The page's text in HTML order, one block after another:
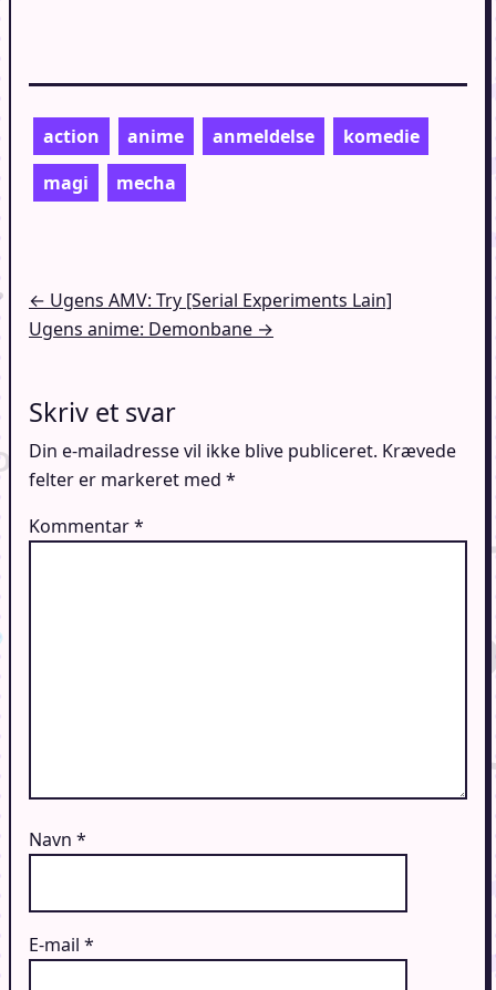
action anime anmeldelse
komedie
magi
mecha
Indlægsnavigation
← Ugens AMV: Try [Serial Experiments Lain]
Ugens anime: Demonbane →
Skriv et svar
Din e-mailadresse vil ikke blive publiceret. Krævede
felter er markeret med *
Kommentar*
Navn *
E-mail *